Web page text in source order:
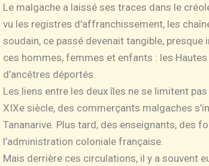
Le malgache a laissé ses traces dans le
vu les registres d’affranchissement, les
soudain, ce passé devenait tangible, presque
ces hommes, femmes et enfants : les
d’ancêtres déportés.
Les liens entre les deux îles ne se limitent
XIXe siècle, des commerçants malgaches
Tananarive. Plus tard, des enseignants, des
l’administration coloniale française.
Mais derrière ces circulations, il y a souvent